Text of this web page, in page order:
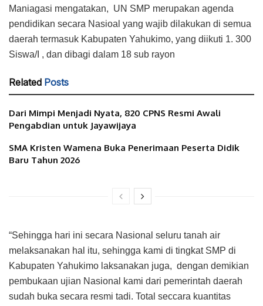
Maniagasi mengatakan, UN SMP merupakan agenda
pendidikan secara Nasioal yang wajib dilakukan di semua
daerah termasuk Kabupaten Yahukimo, yang diikuti 1. 300
Siswa/I , dan dibagi dalam 18 sub rayon
Related Posts
Dari Mimpi Menjadi Nyata, 820 CPNS Resmi Awali
Pengabdian untuk Jayawijaya
SMA Kristen Wamena Buka Penerimaan Peserta Didik
Baru Tahun 2026
“Sehingga hari ini secara Nasional seluru tanah air
melaksanakan hal itu, sehingga kami di tingkat SMP di
Kabupaten Yahukimo laksanakan juga, dengan demikian
pembukaan ujian Nasional kami dari pemerintah daerah
sudah buka secara resmi tadi. Total seccara kuantitas